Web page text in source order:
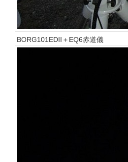
BORG101EDII＋EQ6赤道儀